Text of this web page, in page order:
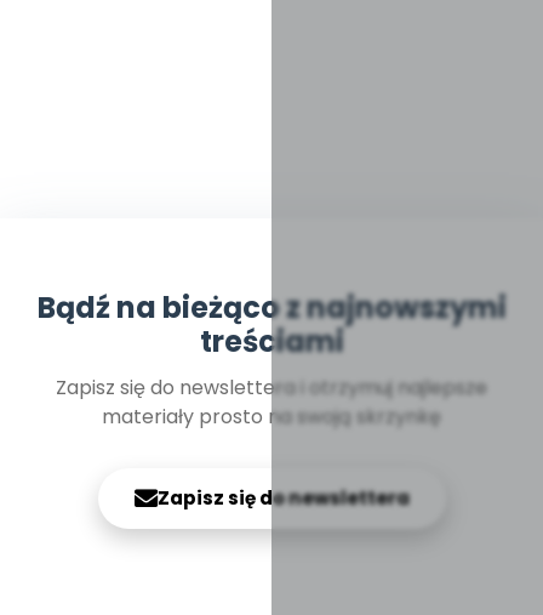
Bądź na bieżąco z najnowszymi
treściami
Zapisz się do newslettera i otrzymuj najlepsze
materiały prosto na swoją skrzynkę
Zapisz się do newslettera